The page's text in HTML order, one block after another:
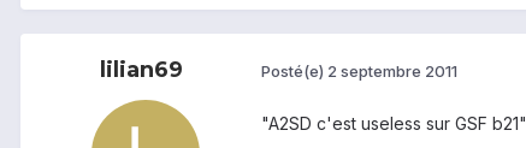
lilian69 Posté(e) 2 septembre 2011
"A2SD c'est useless sur GSF b21"